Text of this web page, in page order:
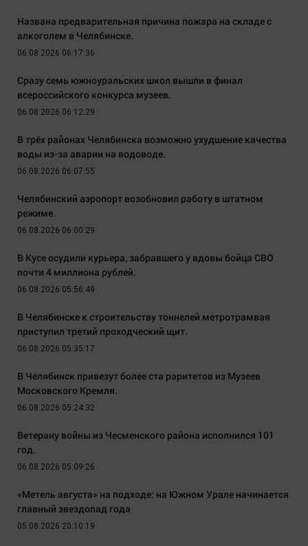
Названа предварительная причина пожара на складе с
алкоголем в Челябинске.
06.08.2026 06:17:36
Сразу семь южноуральских школ вышли в финал
всероссийского конкурса музеев.
06.08.2026 06:12:29
В трёх районах Челябинска возможно ухудшение качества
воды из-за аварии на водоводе.
06.08.2026 06:07:55
Челябинский аэропорт возобновил работу в штатном
режиме.
06.08.2026 06:00:29
В Кусе осудили курьера, забравшего у вдовы бойца СВО
почти 4 миллиона рублей.
06.08.2026 05:56:49
В Челябинске к строительству тоннелей метротрамвая
приступил третий проходческий щит.
06.08.2026 05:35:17
В Челябинск привезут более ста раритетов из Музеев
Московского Кремля.
06.08.2026 05:24:32
Ветерану войны из Чесменского района исполнился 101
год.
06.08.2026 05:09:26
«Метель августа» на подходе: на Южном Урале начинается
главный звездопад года
05.08.2026 20:10:19